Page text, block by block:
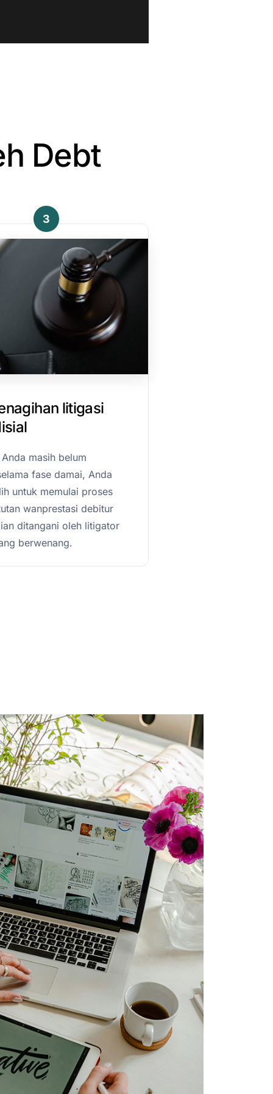
Debt
3
litigasi
masih belum
fase damai, Anda
untuk memulai proses
wanprestasi debitur
ditangani oleh litigator
berwenang.